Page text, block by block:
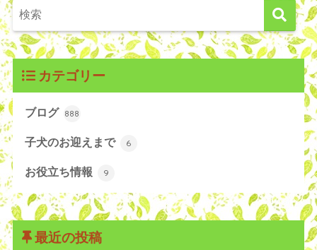
カテゴリー
ブログ 888
子犬のお迎えまで 6
お役立ち情報 9
最近の投稿